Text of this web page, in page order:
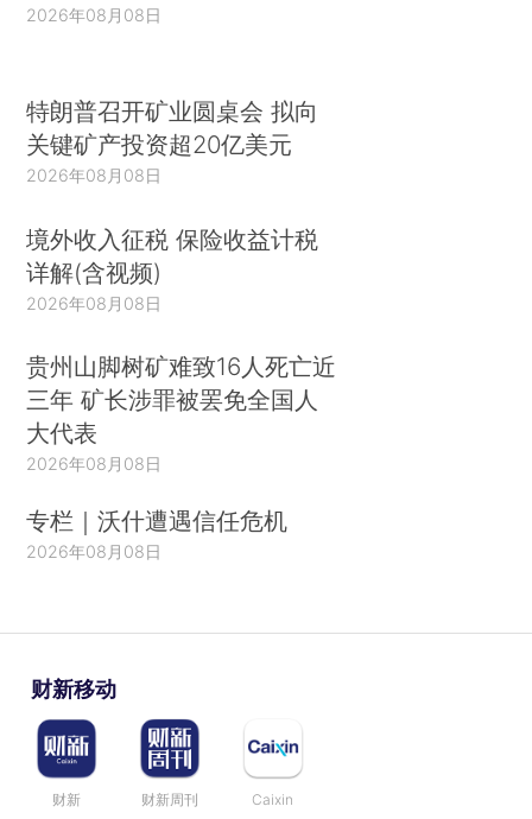
2026年08月08日
特朗普召开矿业圆桌会 拟向
关键矿产投资超20亿美元
2026年08月08日
境外收入征税 保险收益计税
详解(含视频)
2026年08月08日
贵州山脚树矿难致16人死亡近
三年 矿长涉罪被罢免全国人
大代表
2026年08月08日
专栏｜沃什遭遇信任危机
2026年08月08日
财新移动
财新 财新周刊 Caixin